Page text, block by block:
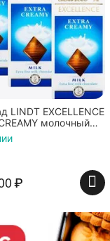
LINDT EXCELLENCE
молочный
(Франция) 100г
₽